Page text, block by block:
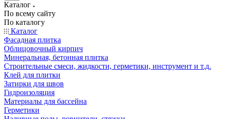
Каталог
По всему сайту
По каталогу
Каталог
Фасадная плитка
Облицовочный кирпич
Минеральная, бетонная плитка
Строительные смеси, жидкости, герметики, инструмент и т.д.
Клей для плитки
Затирки для швов
Гидроизоляция
Материалы для бассейна
Герметики